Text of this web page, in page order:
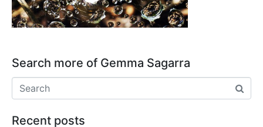
Search more of Gemma Sagarra
Recent posts